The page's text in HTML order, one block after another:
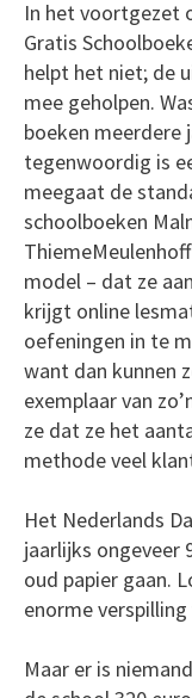
In het voortgezet
Gratis
helpt het niet; de
mee geholpen.
boeken meerdere
tegenwoordig is
meegaat de
schoolboeken
model – dat ze
krijgt online
oefeningen in te
want dan kunnen
exemplaar van
ze dat ze het
methode veel
Het Nederlands
jaarlijks ongeveer
oud papier gaan.
enorme verspilling
Maar er is